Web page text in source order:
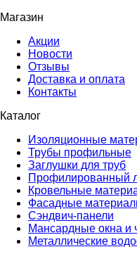
Магазин
Акции
Новости
Отзывы
Доставка и оплата
Контакты
Каталог
Изоляционные
Трубы профильные
Заглушки для труб
Профилированный
Кровельные
Фасадные
Сэндвич-панели
Мансардные окна и
Металлические